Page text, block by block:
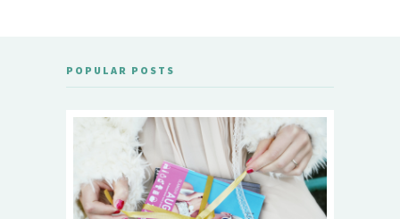
POPULAR POSTS